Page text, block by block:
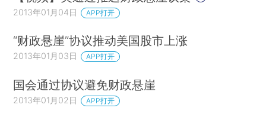
2013年01月04日 APP打开
“财政悬崖”协议推动美国股市上涨
2013年01月03日 APP打开
国会通过协议避免财政悬崖
2013年01月02日 APP打开